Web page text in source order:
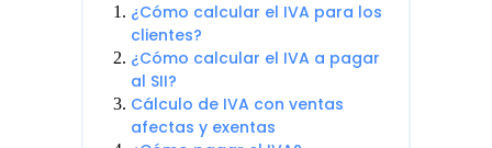
¿Cómo calcular el IVA para los
clientes?
¿Cómo calcular el IVA a pagar
al SII?
Cálculo de IVA con ventas
afectas y exentas